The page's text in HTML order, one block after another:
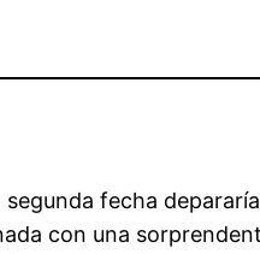
fecha
con una